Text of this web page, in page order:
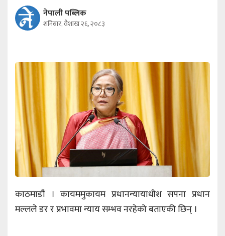
नेपाली पब्लिक
शनिबार, वैशाख २६, २०८३
काठमाडौं । कायममुकायम प्रधानन्यायाधीश सपना प्रधान
मल्लले डर र प्रभावमा न्याय सम्भव नरहेको बताएकी छिन् ।